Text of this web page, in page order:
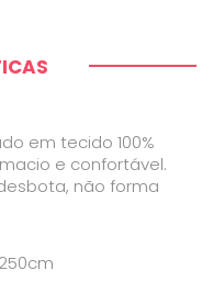
em tecido 100%
e confortável.
não forma